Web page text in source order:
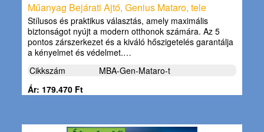
Műanyag Bejárati Ajtó, Genius Mataro, tele
Stílusos és praktikus választás, amely maximális
biztonságot nyújt a modern otthonok számára. Az 5
pontos zárszerkezet és a kiváló hőszigetelés garantálja
a kényelmet és védelmet.…
Cikkszám
MBA-Gen-Mataro-t
Ár: 179.470 Ft